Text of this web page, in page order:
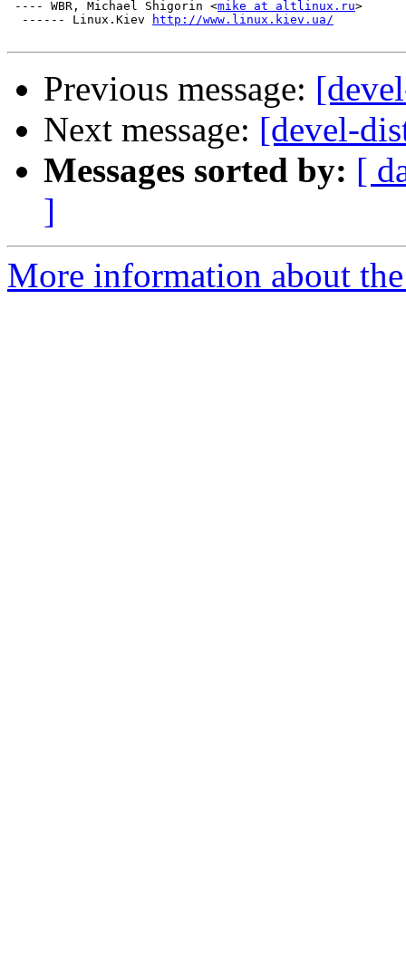
---- WBR, Michael Shigorin <mike at altlinux.ru>
  ------ Linux.Kiev
http://www.linux.kiev.ua/
Previous message:
Next message: [devel-
Messages sorted by: [
]
More information about